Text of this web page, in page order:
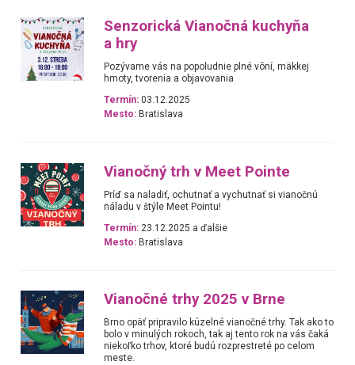
Senzorická Vianočná kuchyňa
a hry
Pozývame vás na popoludnie plné vôní, mäkkej
hmoty, tvorenia a objavovania
Termín: 03.12.2025
Mesto: Bratislava
Vianočný trh v Meet Pointe
Príď sa naladiť, ochutnať a vychutnať si vianočnú
náladu v štýle Meet Pointu!
Termín: 23.12.2025 a ďalšie
Mesto: Bratislava
Vianočné trhy 2025 v Brne
Brno opäť pripravilo kúzelné vianočné trhy. Tak ako to
bolo v minulých rokoch, tak aj tento rok na vás čaká
niekoľko trhov, ktoré budú rozprestreté po celom
meste.